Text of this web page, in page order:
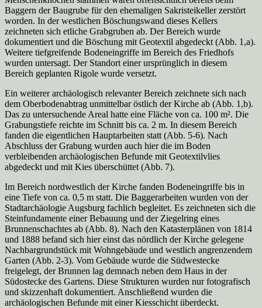
Baggern der Baugrube für den ehemaligen Sakristeikeller zerstört
worden. In der westlichen Böschungswand dieses Kellers
zeichneten sich etliche Grabgruben ab. Der Bereich wurde
dokumentiert und die Böschung mit Geotextil abgedeckt (Abb. 1,a).
Weitere tiefgreifende Bodeneingriffe im Bereich des Friedhofs
wurden untersagt. Der Standort einer ursprünglich in diesem
Bereich geplanten Rigole wurde versetzt.
Ein weiterer archäologisch relevanter Bereich zeichnete sich nach
dem Oberbodenabtrag unmittelbar östlich der Kirche ab (Abb. 1,b).
Das zu untersuchende Areal hatte eine Fläche von ca. 100 m². Die
Grabungstiefe reichte im Schnitt bis ca. 2 m. In diesem Bereich
fanden die eigentlichen Hauptarbeiten statt (Abb. 5-6). Nach
Abschluss der Grabung wurden auch hier die im Boden
verbleibenden archäologischen Befunde mit Geotextilvlies
abgedeckt und mit Kies überschüttet (Abb. 7).
Im Bereich nordwestlich der Kirche fanden Bodeneingriffe bis in
eine Tiefe von ca. 0,5 m statt. Die Baggerarbeiten wurden von der
Stadtarchäologie Augsburg fachlich begleitet. Es zeichneten sich die
Steinfundamente einer Bebauung und der Ziegelring eines
Brunnenschachtes ab (Abb. 8). Nach den Katasterplänen von 1814
und 1888 befand sich hier einst das nördlich der Kirche gelegene
Nachbargrundstück mit Wohngebäude und westlich angrenzendem
Garten (Abb. 2-3). Vom Gebäude wurde die Südwestecke
freigelegt, der Brunnen lag demnach neben dem Haus in der
Südostecke des Gartens. Diese Strukturen wurden nur fotografisch
und skizzenhaft dokumentiert. Anschließend wurden die
archäologischen Befunde mit einer Kiesschicht überdeckt.